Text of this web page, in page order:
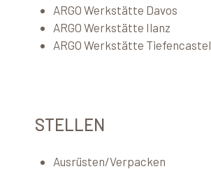
ARGO Werkstätte Davos
ARGO Werkstätte Ilanz
ARGO Werkstätte Tiefencastel
STELLEN
Ausrüsten/Verpacken